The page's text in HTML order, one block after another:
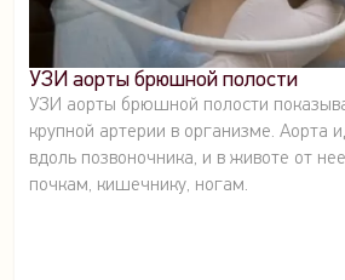
УЗИ аорты брюшной полости
УЗИ аорты брюшной полости
крупной артерии в организме. Аорта
вдоль позвоночника, и в животе от
почкам, кишечнику, ногам.